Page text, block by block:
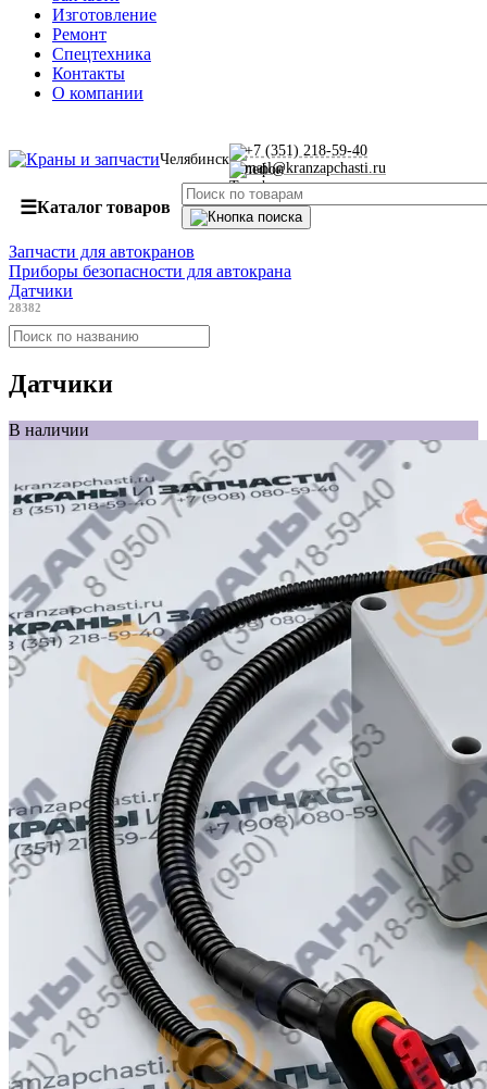
Изготовление
Ремонт
Спецтехника
Контакты
О компании
Челябинск
+7 (351) 218-59-40
mail@kranzapchasti.ru
☰Каталог товаров
Запчасти для автокранов
Приборы безопасности для автокрана
Датчики
28382
Датчики
В наличии